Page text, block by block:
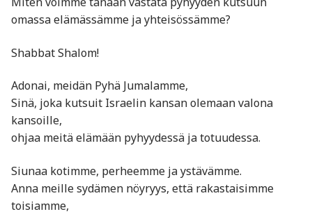
omassa elämässämme ja yhteisössämme?
Shabbat Shalom!
Adonai, meidän Pyhä Jumalamme,
Sinä, joka kutsuit Israelin kansan olemaan valona
kansoille,
ohjaa meitä elämään pyhyydessä ja totuudessa.
Siunaa kotimme, perheemme ja ystävämme.
Anna meille sydämen nöyryys, että rakastaisimme
toisiamme,